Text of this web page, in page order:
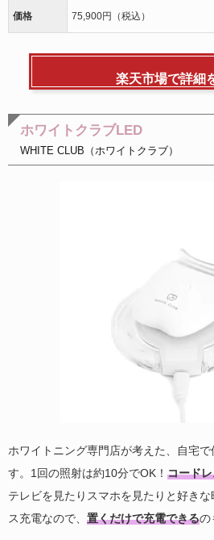
価格 75,900円（税込）
楽天市場で詳細
ホワイトクラブLED
WHITE CLUB（ホワイトクラブ）
ホワイトニング専門店が考えた、自宅
す。1回の照射は約10分でOK！ コード
テレビを見たりスマホを見たりと好き
ス充電なので、 置くだけで充電できるの